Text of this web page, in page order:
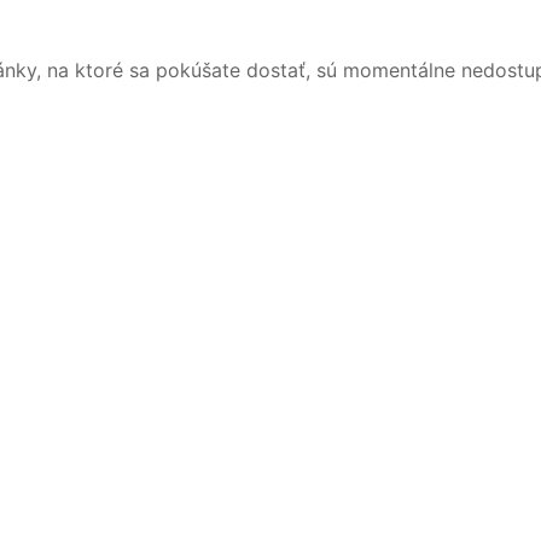
na ktoré sa pokúšate dostať, sú momentálne